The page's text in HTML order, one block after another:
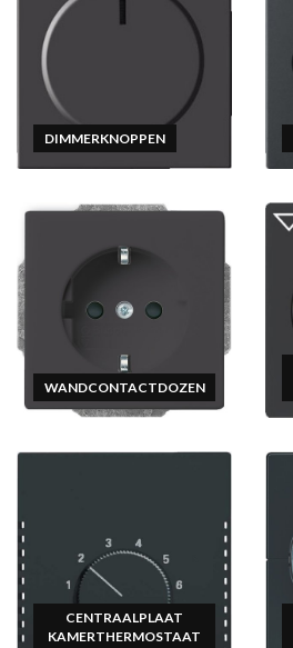
DIMMERKNOPPEN
WANDCONTACTDOZEN
CENTRAALPLAAT
KAMERTHERMOSTAAT